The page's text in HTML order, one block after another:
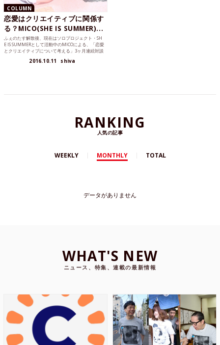
COLUMN
恋愛はクリエイティブに関係す
る？MICO(SHE IS SUMMER)...
ふぇのたす解散後、現在はソロプロジェクト・SH
E IS SUMMERとして活動中のMICOによる、「恋愛
とクリエイティブについて考える」3ヶ月連続対談
2016.10.11 shiva
RANKING
人気の記事
WEEKLY MONTHLY TOTAL
データがありません
WHAT'S NEW
ニュース、特集、連載の最新情報